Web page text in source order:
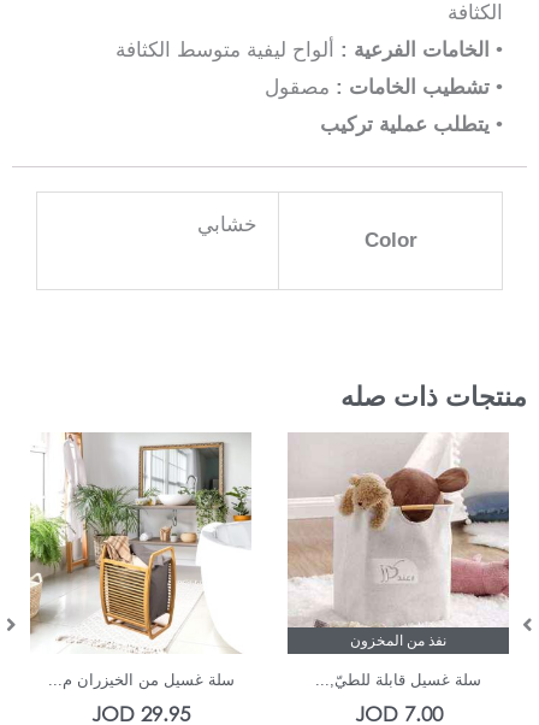
الكثافة
• الخامات الفرعية : ألواح ليفية متوسط الكثافة
• تشطيب الخامات : مصقول
• يتطلب عملية تركيب
Color
خشابي
منتجات ذات صله
نفذ من المخزون
سلة غسيل قابلة للطيّ,...
7.00
JOD
In Stock
سلة غسيل من الخيزران م...
29.95
JOD